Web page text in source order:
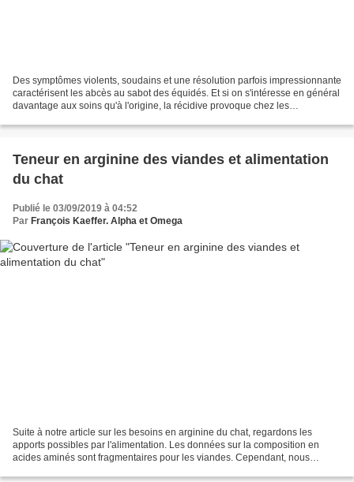
Des symptômes violents, soudains et une résolution parfois impressionnante
caractérisent les abcès au sabot des équidés. Et si on s'intéresse en général
davantage aux soins qu'à l'origine, la récidive provoque chez les
Teneur en arginine des viandes et alimentation
du chat
Publié le 03/09/2019 à 04:52
Par François Kaeffer. Alpha et Omega
Suite à notre article sur les besoins en arginine du chat, regardons les
apports possibles par l'alimentation. Les données sur la composition en
acides aminés sont fragmentaires pour les viandes. Cependant, nous